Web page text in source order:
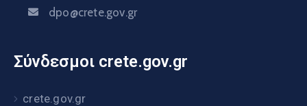
dpo@crete.gov.gr
Σύνδεσμοι crete.gov.gr
crete.gov.gr